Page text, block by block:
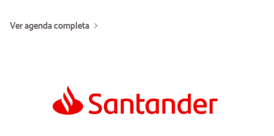
Ver agenda completa